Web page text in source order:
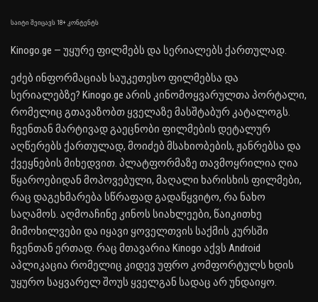
საიტი შეიცავს 18+ კონტენტს
Kinogo.ge — უყურე ფილმებს და სერიალებს ქართულად.
ეძებ ინფორმაციას საუკეთესო ფილმებსა და
სერიალებზე? Kinogo.ge არის კინომოყვარულთა პორტალი,
რომელიც გთავაზობთ ყველაზე მასშტაბურ კატალოგს.
ჩვენთან მარტივად გაეცნობი ფილმების დეტალურ
აღწერებს ქართულად, მოიძებ მსახიობების, ჟანრებსა და
ქვეყნების მიხედვით. პლატფორმაზე თავმოყრილია ღია
წყაროებიდან მოპოვებული, მაღალი ხარისხის ფილმები,
რაც დაგეხმარება სწრაფად გადაწყვიტო, რა ნახო
საღამოს. აღმოაჩინე კინოს სიახლეები, წაიკითხე
მიმოხილვები და იყავი ყოველთვის საქმის კურსში
ჩვენთან ერთად. რაც მთავარია Kinogo აქვს Android
აპლიკაცია რომელიც კიდევ უფრო კომფორტულს ხდის
უყურო საყვარელ შოუს ყველგან სადაც არ უნდაიყო.